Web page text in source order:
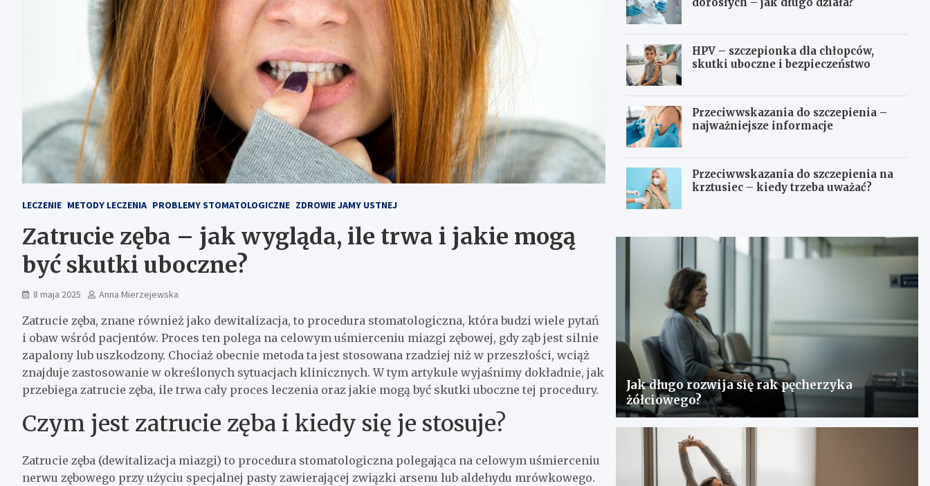
LECZENIE METODY LECZENIA PROBLEMY STOMATOLOGICZNE ZDROWIE JAMY USTNEJ
Zatrucie zęba – jak wygląda, ile trwa i jakie mogą
być skutki uboczne?
8 maja 2025 Anna Mierzejewska
Zatrucie zęba, znane również jako dewitalizacja, to procedura stomatologiczna, która budzi wiele pytań
i obaw wśród pacjentów. Proces ten polega na celowym uśmierceniu miazgi zębowej, gdy ząb jest silnie
zapalony lub uszkodzony. Chociaż obecnie metoda ta jest stosowana rzadziej niż w przeszłości, wciąż
znajduje zastosowanie w określonych sytuacjach klinicznych. W tym artykule wyjaśnimy dokładnie, jak
przebiega zatrucie zęba, ile trwa cały proces leczenia oraz jakie mogą być skutki uboczne tej procedury.
Czym jest zatrucie zęba i kiedy się je stosuje?
Zatrucie zęba (dewitalizacja miazgi) to procedura stomatologiczna polegająca na celowym uśmierceniu
nerwu zębowego przy użyciu specjalnej pasty zawierającej związki arsenu lub aldehydu mrówkowego.
HPV – szczepionka dla chłopców,
skutki uboczne i bezpieczeństwo
Przeciwwskazania do szczepienia –
najważniejsze informacje
Przeciwwskazania do szczepienia na
krztusiec – kiedy trzeba uważać?
Jak długo rozwija się rak pęcherzyka
żółciowego?